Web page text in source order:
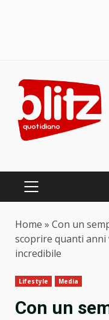
content
PRIMARY
Home » Con un
scoprire quanti
incredibile
Lifestyle Media
Con un